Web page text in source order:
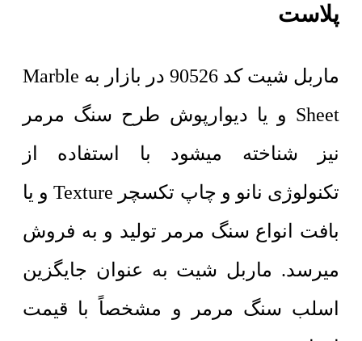
پلاست
ماربل شیت کد 90526 در بازار به Marble
Sheet و یا دیوارپوش طرح سنگ مرمر
نیز شناخته میشود با استفاده از
تکنولوژی نانو و چاپ تکسچر Texture و یا
بافت انواع سنگ مرمر تولید و به فروش
میرسد. ماربل شیت به عنوان جایگزین
اسلب سنگ مرمر و مشخصاً با قیمت